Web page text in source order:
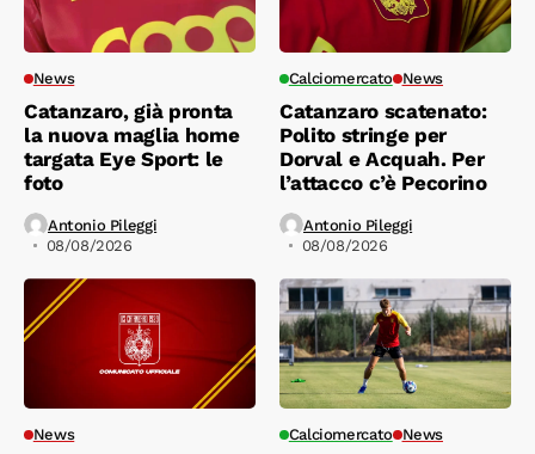
News
Catanzaro, già pronta
la nuova maglia home
targata Eye Sport: le
foto
Antonio Pileggi
08/08/2026
Calciomercato News
Catanzaro scatenato:
Polito stringe per
Dorval e Acquah. Per
l’attacco c’è Pecorino
Antonio Pileggi
08/08/2026
News Calciomercato News